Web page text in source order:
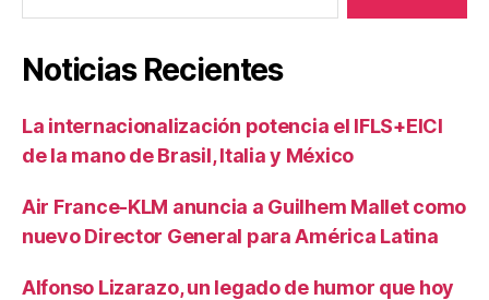
Noticias Recientes
La internacionalización potencia el IFLS+EICI
de la mano de Brasil, Italia y México
Air France-KLM anuncia a Guilhem Mallet como
nuevo Director General para América Latina
Alfonso Lizarazo, un legado de humor que hoy